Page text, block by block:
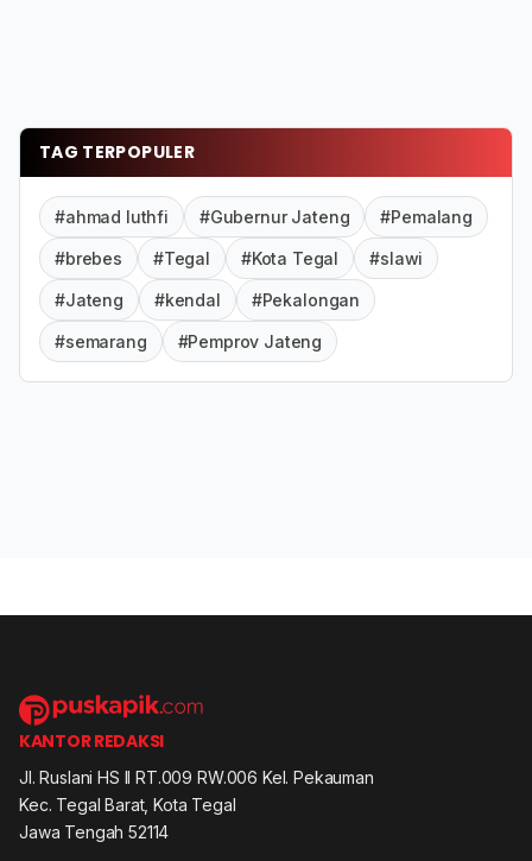
TAG TERPOPULER
#ahmad luthfi #Gubernur Jateng #Pemalang
#brebes #Tegal #Kota Tegal #slawi
#Jateng #kendal #Pekalongan
#semarang #Pemprov Jateng
KANTOR REDAKSI
Jl. Ruslani HS II RT.009 RW.006 Kel. Pekauman
Kec. Tegal Barat, Kota Tegal
Jawa Tengah 52114